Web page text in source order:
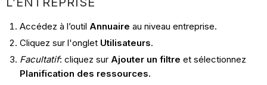
Accédez à l’outil Annuaire au niveau entreprise.
Cliquez sur l'onglet Utilisateurs.
Facultatif: cliquez sur Ajouter un filtre et sélectionnez
Planification des ressources.